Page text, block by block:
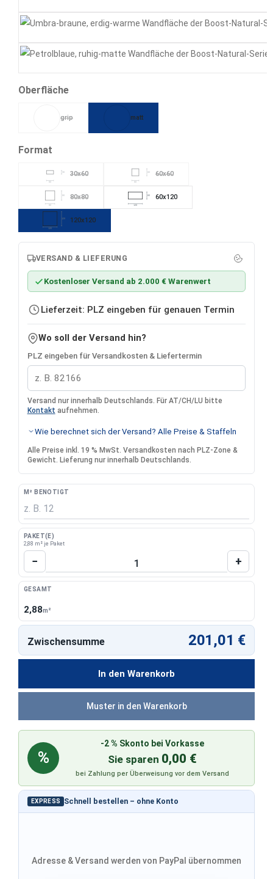
Oberflächeauswählen
grip matt
Format
30x60
(Diese Option ist zurzeit nicht verfügbar.)
60x60
80x80
(Diese Option ist zurzeit nicht verfügbar.)
120
60x120
120
120 120x120
VERSAND & LIEFERUNG
Kostenloser Versand ab 2.000 € Warenwert
Lieferzeit: PLZ eingeben für genauen Termin
Wo soll der Versand hin?
PLZ eingeben für Versandkosten & Liefertermin
Versand nur innerhalb Deutschlands. Für AT/CH/LU bitte
Kontakt aufnehmen.
Wie berechnet sich der Versand? Alle Preise & Staffeln
Alle Preise inkl. 19 % MwSt. Versandkosten nach PLZ-Zone &
Gewicht. Lieferung nur innerhalb Deutschlands.
M² BENÖTIGT
PAKET(E)
2,88 m² je Paket
Produkt Anzahl: Gib den gewünschten
− +
GESAMT
2,88m²
In den Warenkorb
EXPRESS Schnell bestellen – ohne Konto
Adresse & Versand werden von PayPal übernommen
Zwischensumme 201,01 €
%
-2 % Skonto bei Vorkasse
Sie sparen 0,00 €
bei Zahlung per Überweisung vor dem Versand
Muster in den Warenkorb